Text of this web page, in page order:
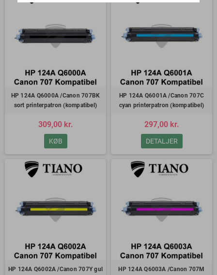
HP 124A Q6000A /Canon 707BK
sort printerpatron (kompatibel)
309,00 kr.
KØB
HP 124A Q6001A /Canon 707C
cyan printerpatron (kompatibel)
297,00 kr.
DETALJER
HP 124A Q6002A /Canon 707Y gul
HP 124A Q6003A /Canon 707M